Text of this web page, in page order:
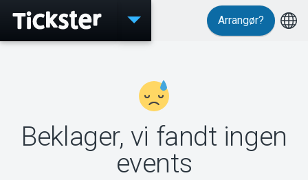
Events
MyTickster
Arrangør?
Beklager, vi fandt ingen
events